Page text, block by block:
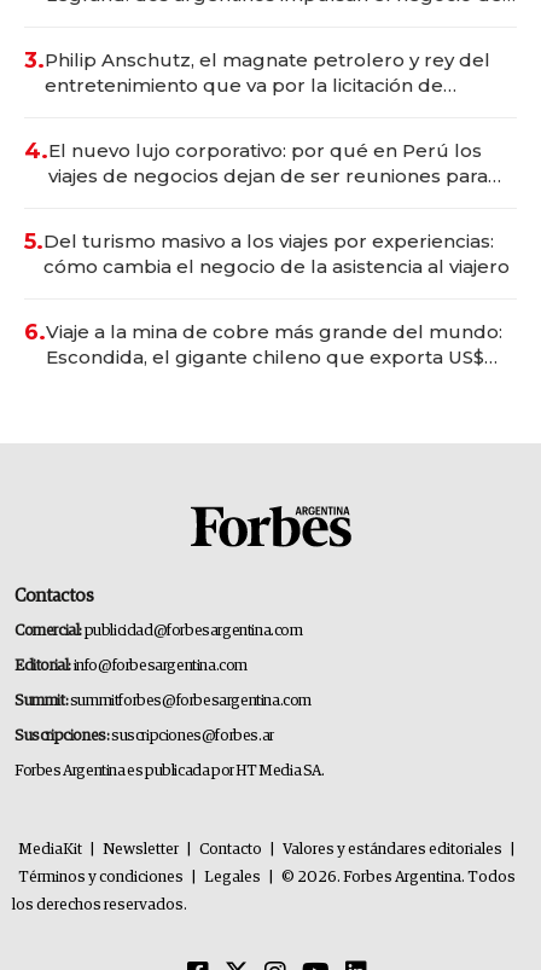
3.Philip Anschutz, el magnate petrolero y rey del
entretenimiento que va por la licitación de
4.El nuevo lujo corporativo: por qué en Perú los
viajes de negocios dejan de ser reuniones para
5.Del turismo masivo a los viajes por experiencias:
cómo cambia el negocio de la asistencia al viajero
6.Viaje a la mina de cobre más grande del mundo:
Escondida, el gigante chileno que exporta US$
Contactos
Comercial:publicidad@forbesargentina.com
Editorial:info@forbesargentina.com
Summit:summitforbes@forbesargentina.com
Suscripciones:suscripciones@forbes.ar
Forbes Argentina es publicada por HT Media SA.
MediaKit Newsletter Contacto Valores y estándares editoriales
Términos y condiciones
Legales
© 2026. Forbes Argentina. Todos
los derechos reservados.